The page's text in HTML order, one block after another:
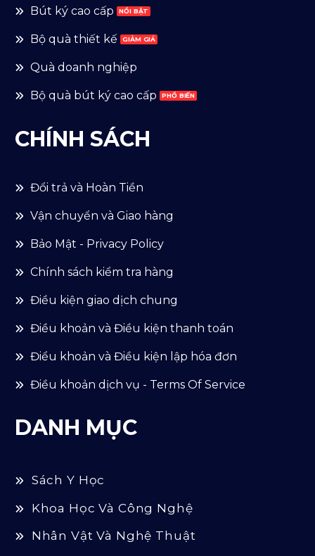
Bút ký cao cấp
Bộ quà thiết kế
Quà doanh nghiệp
Bộ quà bút ký cao cấp
CHÍNH SÁCH
Đổi trả và Hoàn Tiền
Vận chuyển và Giao hàng
Bảo Mật - Privacy Policy
Chính sách kiểm tra hàng
Điều kiện giao dịch chung
Điều khoản và Điều kiện thanh toán
Điểu khoản và Điều kiện lập hóa đơn
Điều khoản dịch vụ - Terms Of Service
DANH MỤC
Sách Y Học
Khoa Học Và Công Nghệ
Nhân Vật Và Nghệ Thuật